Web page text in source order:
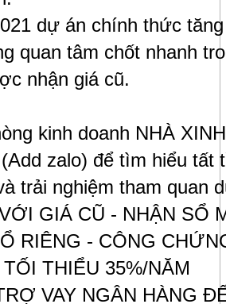
dự án chính thức
quan tâm chốt nhanh
nhận giá cũ.
kinh doanh NHÀ
zalo) để tìm hiểu tất
trải nghiệm tham quan
GIÁ CŨ - NHẬN SỔ
RIÊNG - CÔNG
THIỂU 35%/NĂM
VAY NGÂN HÀNG